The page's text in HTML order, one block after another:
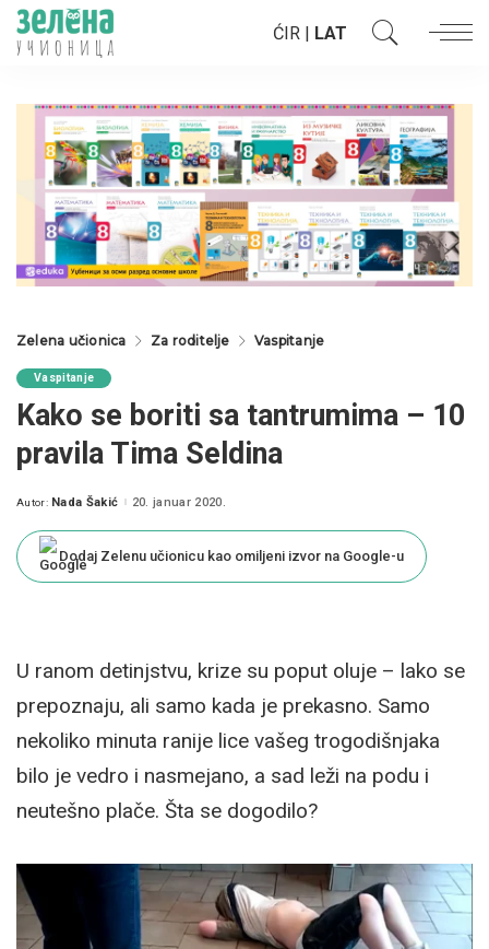
ĆIR | LAT
Zelena učionica Za roditelje Vaspitanje
Vaspitanje
Kako se boriti sa tantrumima – 10
pravila Tima Seldina
Posted
Autor: Nada Šakić 20. januar 2020.
Dodaj Zelenu učionicu kao omiljeni izvor na Google-u
U ranom detinjstvu, krize su poput oluje – lako se
prepoznaju, ali samo kada je prekasno. Samo
nekoliko minuta ranije lice vašeg trogodišnjaka
bilo je vedro i nasmejano, a sad leži na podu i
neutešno plače. Šta se dogodilo?